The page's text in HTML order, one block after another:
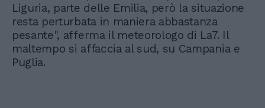
Liguria, parte delle Emilia, però la situazione
resta perturbata in maniera abbastanza
pesante", afferma il meteorologo di La7. Il
maltempo si affaccia al sud, su Campania e
Puglia.